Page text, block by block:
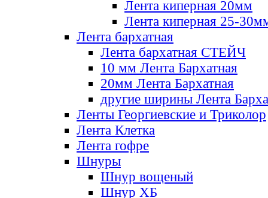
Лента киперная 20мм
Лента киперная 25-
Лента бархатная
Лента бархатная СТЕЙЧ
10 мм Лента Бархатная
20мм Лента Бархатная
другие ширины Лента
Ленты Георгиевские и Триколор
Лента Клетка
Лента гофре
Шнуры
Шнур вощеный
Шнур ХБ